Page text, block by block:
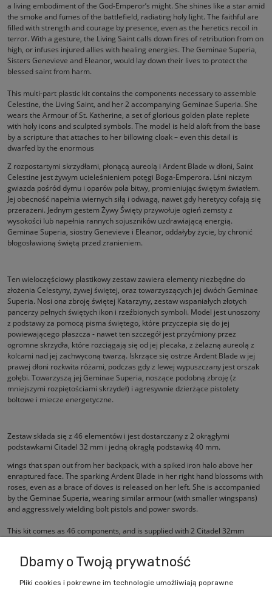
a living embodiment of the God-Emperor’s might. She shines like a star amid
the smoke and fumes of the battlefield, radiating holy light. The faithful are
filled with strength and courage by presence, even as the heretics recoil in
terror. With a gesture, the Living Saint calls down fires of retribution from on
high, or infuses injured allies with healing energies. The Geminae Superia,
Sisters Genevieve and Eleanor, would lay down their lives to protect the
blessed saint from harm.
This multi-part plastic kit contains the components necessary to assemble
Celestine, the Living Saint, and her 2 accompanying Geminae Superia. She
wears the Armour of St. Katherine, a set of glorious golden plate replete
with holy icons and sculpted symbols. The model is held aloft from the base
by a scripture that attaches to her billowing cloak – even this detail is
dwarfed by the enormous
Z rozpostartymi skrzydłami, płonącą aureolą i Ardent Blade w dłoni, Saint
Celestine jest żywym ucieleśnieniem potęgi Boga-Emperora. Lśni niczym
gwiazda pośród dymu i oparów pola bitwy, promieniując świętym światłem.
Jej obecność napełnia wiernych siłą i odwagą, nawet gdy heretycy cofają się
przerażeni. Jednym gestem Żywy Święty przywołuje ogień zemsty z
wysokości lub napełnia rannych sojuszników uzdrawiającą energią.
Geminae Superia, siostry Genevieve i Eleanor, oddałyby życie, by chronić
błogosławioną świętą przed zranieniem.
Ten wieloczęściowy plastikowy zestaw zawiera elementy niezbędne do
złożenia Celestyny, żywej świętej, oraz towarzyszących jej dwóch Geminae
Superia. Nosi ona zbroję świętej Katarzyny, zestaw wspaniałych złotych
pancerzy pełnych świętych ikon i rzeźbionych symboli. Model jest unoszony
z podstawy za pomocą pisma świętego, które przyczepia się do jej
powiewającego płaszcza - nawet ten szczegół jest przyćmiony przez
ogromne skrzydła, które rozciągają się od jej plecaka, z żelazną aureolą z
kolcami nad jej zachwyconą twarzą. Iskrzące się ostrze Ardent Blade w jej
prawej dłoni rozkwita różami, podczas gdy z lewej wypuszczany jest orszak
gołębi. Towarzyszą jej Geminae Superia, noszące podobną zbroję (z
mniejszymi rozpiętościami skrzydeł) i agresywnie dzierżące pistolety
boltowe i miecze energetyczne.
Zestaw składa się z 46 elementów i jest dostarczany z 2 okrągłymi
podstawkami Citadel 32 mm i jedną okrągłą podstawką 40 mm.
wings that span out from her backpack, with a spiked iron halo above her
enraptured face. The sparking Ardent Blade in her right hand blossoms with
roses, even as a brace of doves is released on her left. She is accompanied
by the Geminae Superia, wearing similar armour (with smaller wingspans)
and aggressively wielding bolt pistols and power swords.
This kit comes as 46 components, and is supplied with 2 Citadel 32mm
Dbamy o Twoją prywatność
Pliki cookies i pokrewne im technologie umożliwiają poprawne